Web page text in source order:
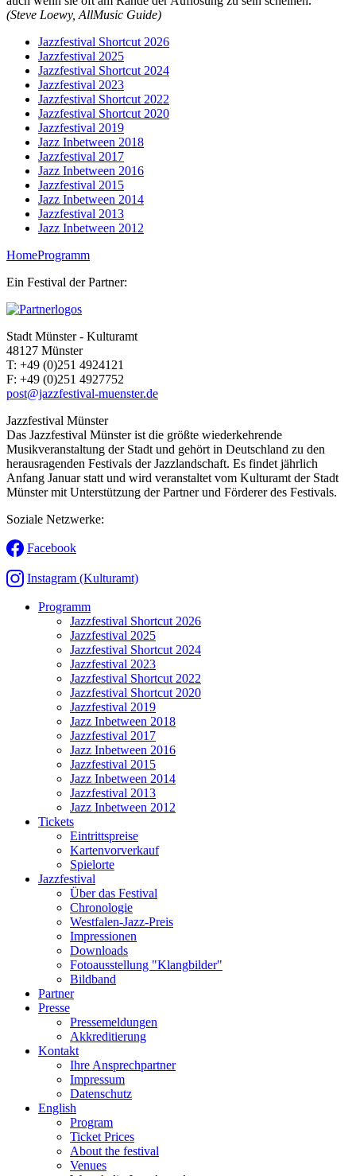
(Steve Loewy, AllMusic Guide)
Jazzfestival Shortcut 2026
Jazzfestival 2025
Jazzfestival Shortcut 2024
Jazzfestival 2023
Jazzfestival Shortcut 2022
Jazzfestival Shortcut 2020
Jazzfestival 2019
Jazz Inbetween 2018
Jazzfestival 2017
Jazz Inbetween 2016
Jazzfestival 2015
Jazz Inbetween 2014
Jazzfestival 2013
Jazz Inbetween 2012
HomeProgramm
Ein Festival der Partner:
Stadt Münster - Kulturamt
48127 Münster
T: +49 (0)251 4924121
F: +49 (0)251 4927752
post@jazzfestival-muenster.de
Jazzfestival Münster
Das Jazzfestival Münster ist die größte wiederkehrende
Musikveranstaltung der Stadt und gehört in Deutschland zu den
herausragenden Festivals der Jazzlandschaft. Es findet jährlich
Anfang Januar statt und wird veranstaltet vom Kulturamt der Stadt
Münster mit Unterstützung der Partner und Förderer des Festivals.
Soziale Netzwerke:
Facebook
Instagram (Kulturamt)
Programm
Jazzfestival Shortcut 2026
Jazzfestival 2025
Jazzfestival Shortcut 2024
Jazzfestival 2023
Jazzfestival Shortcut 2022
Jazzfestival Shortcut 2020
Jazzfestival 2019
Jazz Inbetween 2018
Jazzfestival 2017
Jazz Inbetween 2016
Jazzfestival 2015
Jazz Inbetween 2014
Jazzfestival 2013
Jazz Inbetween 2012
Tickets
Eintrittspreise
Kartenvorverkauf
Spielorte
Jazzfestival
Über das Festival
Chronologie
Westfalen-Jazz-Preis
Impressionen
Downloads
Fotoausstellung "Klangbilder"
Bildband
Partner
Presse
Pressemeldungen
Akkreditierung
Kontakt
Ihre Ansprechpartner
Impressum
Datenschutz
English
Program
Ticket Prices
About the festival
Venues